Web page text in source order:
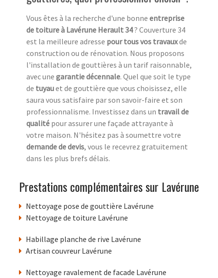
Vous êtes à la recherche d'une bonne entreprise
de toiture à Lavérune Herault 34? Couverture 34
est la meilleure adresse pour tous vos travauxde
construction ou de rénovation. Nous proposons
l'installation de gouttières à un tarif raisonnable,
avec une garantie décennale. Quel que soit le type
de tuyauet de gouttière que vous choisissez, elle
saura vous satisfaire par son savoir-faire et son
professionnalisme. Investissez dans un travail de
qualité pour assurer une façade attrayante à
votre maison. N'hésitez pas à soumettre votre
demande de devis, vous le recevrez gratuitement
dans les plus brefs délais.
Prestations complémentaires sur Lavérune
Nettoyage pose de gouttière Lavérune
Nettoyage de toiture Lavérune
Habillage planche de rive Lavérune
Artisan couvreur Lavérune
Nettoyage ravalement de facade Lavérune